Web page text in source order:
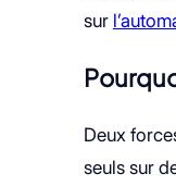
sur
Deux
seuls sur